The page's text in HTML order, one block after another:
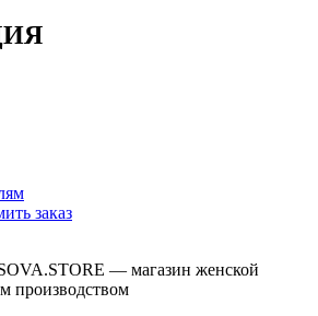
заказ
— магазин женской
производством